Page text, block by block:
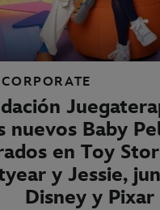
CORPORATE
nuevos Baby
en Toy
y Jessie,
Disney y Pixar